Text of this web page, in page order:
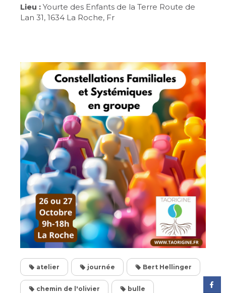
Lieu : Yourte des Enfants de la Terre Route de
Lan 31, 1634 La Roche, Fr
atelier journée Bert Hellinger
chemin de l'olivier bulle